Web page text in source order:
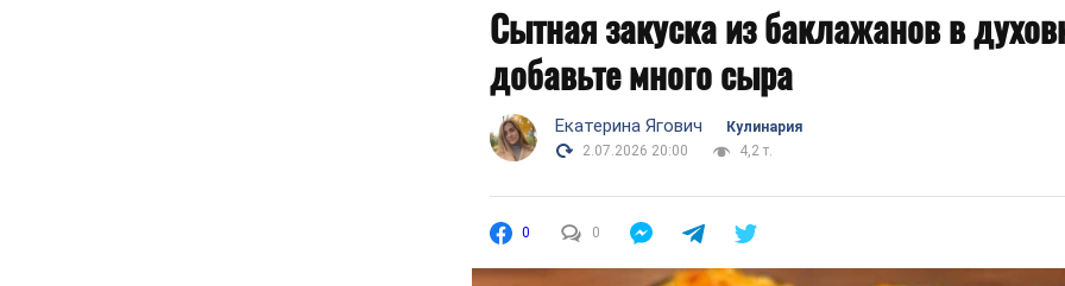
Сытная закуска из баклажанов в
добавьте много сыра
Екатерина Ягович
Кулинария
2.07.2026 20:00
4,2 т.
0 0